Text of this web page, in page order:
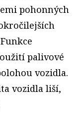
pohonných
palivové
vozidla.
vozidla liší,